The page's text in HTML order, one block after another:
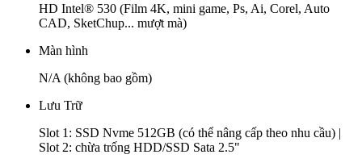
HD Intel® 530 (Film 4K, mini game, Ps, Ai, Corel, Auto
CAD, SketChup... mượt mà)
Màn hình
N/A (không bao gồm)
Lưu Trữ
Slot 1: SSD Nvme 512GB (có thể nâng cấp theo nhu cầu) |
Slot 2: chừa trống HDD/SSD Sata 2.5"